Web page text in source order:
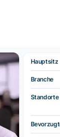
Hauptsitz
Branche
Standorte